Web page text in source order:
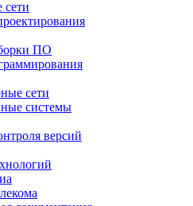
ПО
сети
системы
версий